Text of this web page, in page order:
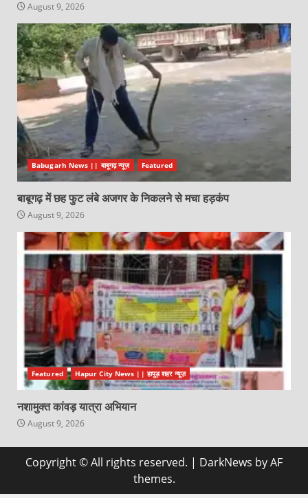
August 9, 2026
Babugarh News || बाबूगढ़ न्यूज़ Featured
बाबूगढ़ में छह फुट लंबे अजगर के निकलने से मचा हड़कंप
August 9, 2026
Featured Hapur City News || हापुड़ शहर न्यूज़
नशामुक्त कांवड़ यात्रा अभियान
August 9, 2026
Copyright © All rights reserved. | DarkNews by AF
themes.